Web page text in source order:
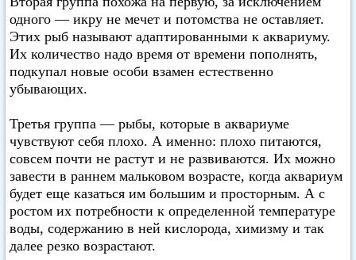
одного — икру не мечет и потомства не оставляет.
Этих рыб называют адаптированными к аквариуму.
Их количество надо время от времени пополнять,
подкупал новые особи взамен естественно
убывающих.
Третья группа — рыбы, которые в аквариуме
чувствуют себя плохо. А именно: плохо питаются,
совсем почти не растут и не развиваются. Их можно
завести в раннем мальковом возрасте, когда аквариум
будет еще казаться им большим и просторным. А с
ростом их потребности к определенной температуре
воды, содержанию в ней кислорода, химизму и так
далее резко возрастают.